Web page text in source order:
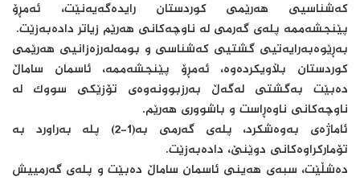
کەشناسیی هەرێمی کوردستان رایدەگەیەنێت، ئەمڕۆ
پێنجشەممە پلەی گەرمی لە ناوچەکانی هەرێم زیاتر دادەبەزێت.
بەڕێوەبەرایەتیی گشتیی کەشناسی و بومەلەرزەزانیی هەرێمی
کوردستان بڵاویکردەوە، ئەمڕۆ پێنجشەممە، ئاسمان ساماڵ
دەبێت بەگشتی لەگەڵ بەرزبوونەوەی تۆزێکی سووک لە
ناوچەکانی ناوەڕاست و باشووری هەرێم.
ئاماژەی بەوەشکرد، پلەی گەرمی بە(1-2) پلە بەراورد بە
تۆمارکراوەکانی دوێنێ، دادەبەزێت.
دەشڵێت، سبەى هەینی ئاسمان ساماڵ دەبێت و پلەی گەرمییش